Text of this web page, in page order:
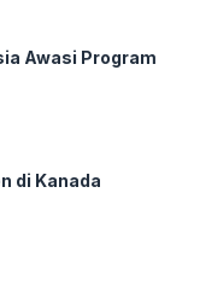
Awasi Program
di Kanada